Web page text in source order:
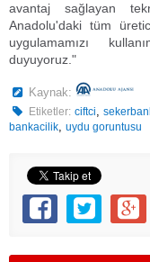
avantaj sağlayan
Anadolu'daki tüm
uygulamamızı
duyuyoruz."
Kaynak:
Etiketler: ciftci,
bankacilik, uydu goruntusu